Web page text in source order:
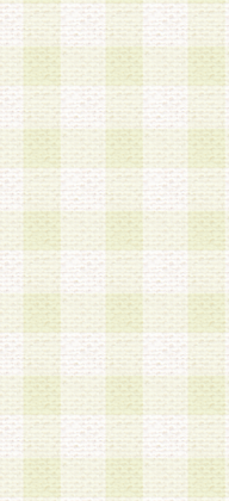
スワードを使用
2.登録の際に当
の使用に関し
3.会員は、当社
貸与、名義変
ならないものと
4.当社は、会員
盗用など第三者
き事由の有無、
のとします。
第5条 会員の登
1.当社は、会員
アドレス等会員
シーポリシー